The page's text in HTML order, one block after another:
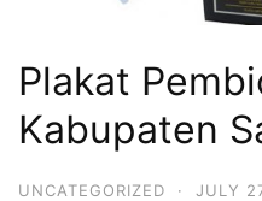
Plakat
Kabupaten
UNCATEGORIZED · JULY